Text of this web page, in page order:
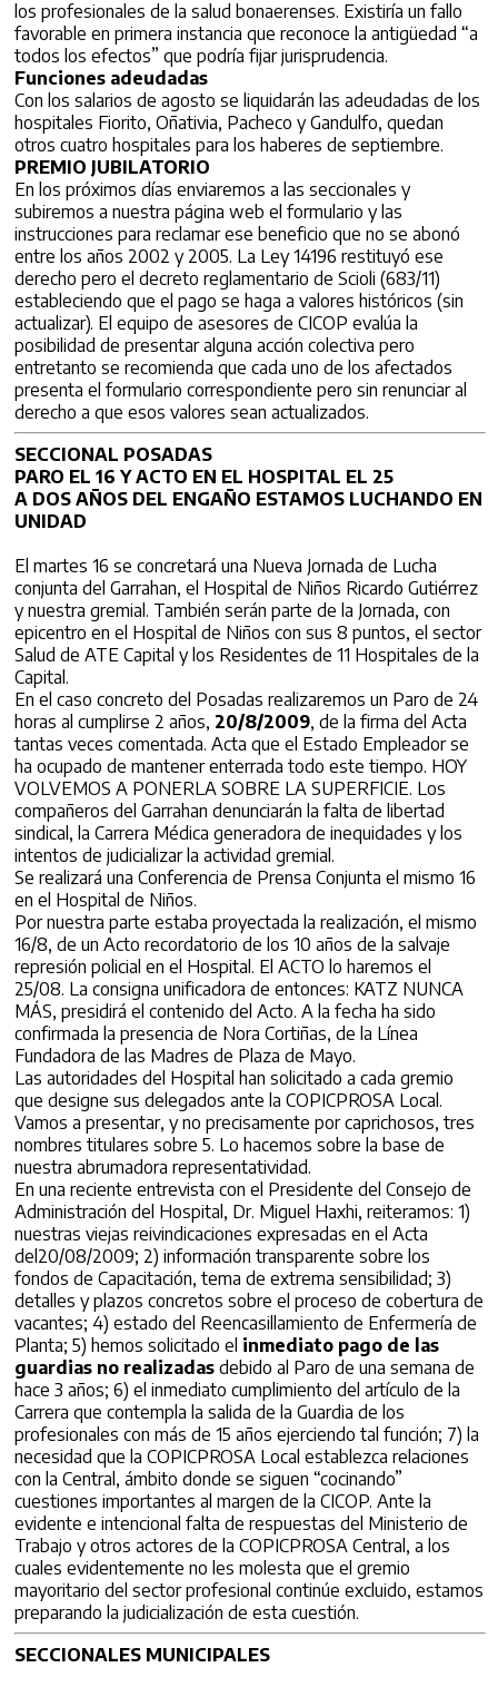
los profesionales de la salud bonaerenses. Existiría un fallo
favorable en primera instancia que reconoce la antigüedad “a
todos los efectos” que podría fijar jurisprudencia.
Funciones adeudadas
Con los salarios de agosto se liquidarán las adeudadas de los
hospitales Fiorito, Oñativia, Pacheco y Gandulfo, quedan
otros cuatro hospitales para los haberes de septiembre.
PREMIO JUBILATORIO
En los próximos días enviaremos a las seccionales y
subiremos a nuestra página web el formulario y las
instrucciones para reclamar ese beneficio que no se abonó
entre los años 2002 y 2005. La Ley 14196 restituyó ese
derecho pero el decreto reglamentario de Scioli (683/11)
estableciendo que el pago se haga a valores históricos (sin
actualizar). El equipo de asesores de CICOP evalúa la
posibilidad de presentar alguna acción colectiva pero
entretanto se recomienda que cada uno de los afectados
presenta el formulario correspondiente pero sin renunciar al
derecho a que esos valores sean actualizados.
SECCIONAL POSADAS
PARO EL 16 Y ACTO EN EL HOSPITAL EL 25
A DOS AÑOS DEL ENGAÑO ESTAMOS LUCHANDO EN
UNIDAD
El martes 16 se concretará una Nueva Jornada de Lucha
conjunta del Garrahan, el Hospital de Niños Ricardo Gutiérrez
y nuestra gremial. También serán parte de la Jornada, con
epicentro en el Hospital de Niños con sus 8 puntos, el sector
Salud de ATE Capital y los Residentes de 11 Hospitales de la
Capital.
En el caso concreto del Posadas realizaremos un Paro de 24
horas al cumplirse 2 años, 20/8/2009, de la firma del Acta
tantas veces comentada. Acta que el Estado Empleador se
ha ocupado de mantener enterrada todo este tiempo. HOY
VOLVEMOS A PONERLA SOBRE LA SUPERFICIE. Los
compañeros del Garrahan denunciarán la falta de libertad
sindical, la Carrera Médica generadora de inequidades y los
intentos de judicializar la actividad gremial.
Se realizará una Conferencia de Prensa Conjunta el mismo 16
en el Hospital de Niños.
Por nuestra parte estaba proyectada la realización, el mismo
16/8, de un Acto recordatorio de los 10 años de la salvaje
represión policial en el Hospital. El ACTO lo haremos el
25/08. La consigna unificadora de entonces: KATZ NUNCA
MÁS, presidirá el contenido del Acto. A la fecha ha sido
confirmada la presencia de Nora Cortiñas, de la Línea
Fundadora de las Madres de Plaza de Mayo.
Las autoridades del Hospital han solicitado a cada gremio
que designe sus delegados ante la COPICPROSA Local.
Vamos a presentar, y no precisamente por caprichosos, tres
nombres titulares sobre 5. Lo hacemos sobre la base de
nuestra abrumadora representatividad.
En una reciente entrevista con el Presidente del Consejo de
Administración del Hospital, Dr. Miguel Haxhi, reiteramos: 1)
nuestras viejas reivindicaciones expresadas en el Acta
del20/08/2009; 2) información transparente sobre los
fondos de Capacitación, tema de extrema sensibilidad; 3)
detalles y plazos concretos sobre el proceso de cobertura de
vacantes; 4) estado del Reencasillamiento de Enfermería de
Planta; 5) hemos solicitado el inmediato pago de las
guardias no realizadas debido al Paro de una semana de
hace 3 años; 6) el inmediato cumplimiento del artículo de la
Carrera que contempla la salida de la Guardia de los
profesionales con más de 15 años ejerciendo tal función; 7) la
necesidad que la COPICPROSA Local establezca relaciones
con la Central, ámbito donde se siguen “cocinando”
cuestiones importantes al margen de la CICOP. Ante la
evidente e intencional falta de respuestas del Ministerio de
Trabajo y otros actores de la COPICPROSA Central, a los
cuales evidentemente no les molesta que el gremio
mayoritario del sector profesional continúe excluido, estamos
preparando la judicialización de esta cuestión.
SECCIONALES MUNICIPALES